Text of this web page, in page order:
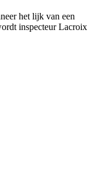
het lijk van een
inspecteur Lacroix